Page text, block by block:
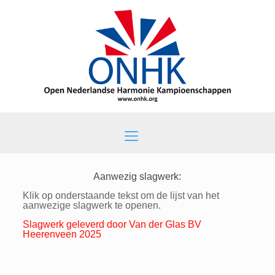
Aanwezig slagwerk:
Klik op onderstaande tekst om de lijst van het
aanwezige slagwerk te openen.
Slagwerk geleverd door Van der Glas BV
Heerenveen 2025